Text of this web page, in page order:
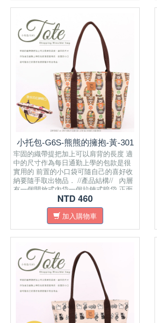
小托包-G6S-熊熊的擁抱-黃-301
牢固的織帶提把加上可以肩背的長度 適
中的尺寸作為每日通勤上學的包款是很
實用的 前置的小口袋可隨自己的喜好收
納要隨手取出物品． //產品結構// 內層
有一個開放式內袋 ​一個拉鍊式暗袋 正面
有開放式口袋 肩帶為純棉織帶 面料材質
為防水布 拉鍊密合開口 可置放A4紙
NTD 460
加入購物車